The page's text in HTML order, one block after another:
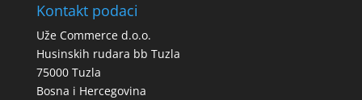
Kontakt podaci
Uže Commerce d.o.o.
Husinskih rudara bb Tuzla
75000 Tuzla
Bosna i Hercegovina